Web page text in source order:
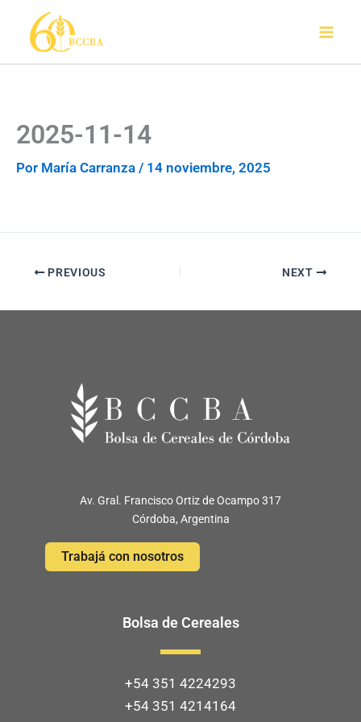
contenido
2025-11-14
Por María Carranza / 14 noviembre, 2025
PREVIOUS NEXT
Av. Gral. Francisco Ortiz de Ocampo 317
Córdoba, Argentina
Trabajá con nosotros
Bolsa de Cereales
+54 351 4224293
+54 351 4214164